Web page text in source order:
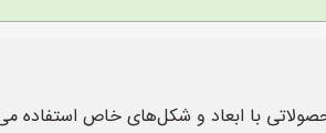
با ابعاد و شکل‌های خاص استفاده